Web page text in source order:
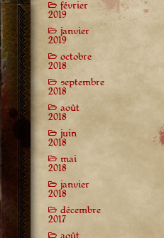
février
2019
janvier
2019
octobre
2018
septembre
2018
août
2018
juin
2018
mai
2018
janvier
2018
décembre
2017
août